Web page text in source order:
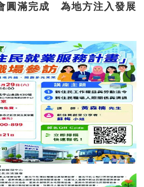
圓滿完成 為地方注入發展